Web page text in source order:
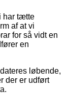
har tætte
af at vi
for så vidt en
en
løbende,
der er udført